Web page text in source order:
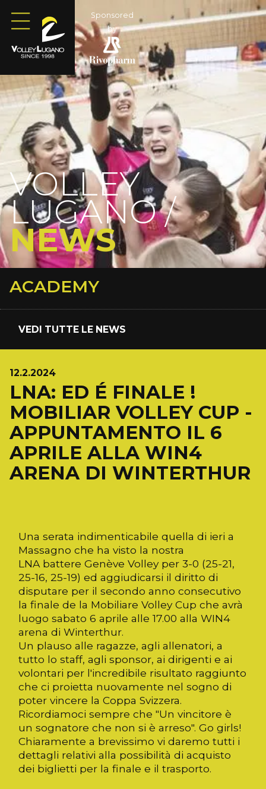
Sponsored
by
VOLLEY
LUGANO /
NEWS
ACADEMY
VEDI TUTTE LE NEWS
12.2.2024
LNA: ED É FINALE !
MOBILIAR VOLLEY CUP -
APPUNTAMENTO IL 6
APRILE ALLA WIN4
ARENA DI WINTERTHUR
Una serata indimenticabile quella di ieri a
Massagno che ha visto la nostra
LNA battere Genève Volley per 3-0 (25-21,
25-16, 25-19) ed aggiudicarsi il diritto di
disputare per il secondo anno consecutivo
la finale de la Mobiliare Volley Cup che avrà
luogo sabato 6 aprile alle 17.00 alla WIN4
arena di Winterthur.
Un plauso alle ragazze, agli allenatori, a
tutto lo staff, agli sponsor, ai dirigenti e ai
volontari per l'incredibile risultato raggiunto
che ci proietta nuovamente nel sogno di
poter vincere la Coppa Svizzera.
Ricordiamoci sempre che "Un vincitore è
un sognatore che non si è arreso". Go girls!
Chiaramente a brevissimo vi daremo tutti i
dettagli relativi alla possibilità di acquisto
dei biglietti per la finale e il trasporto.